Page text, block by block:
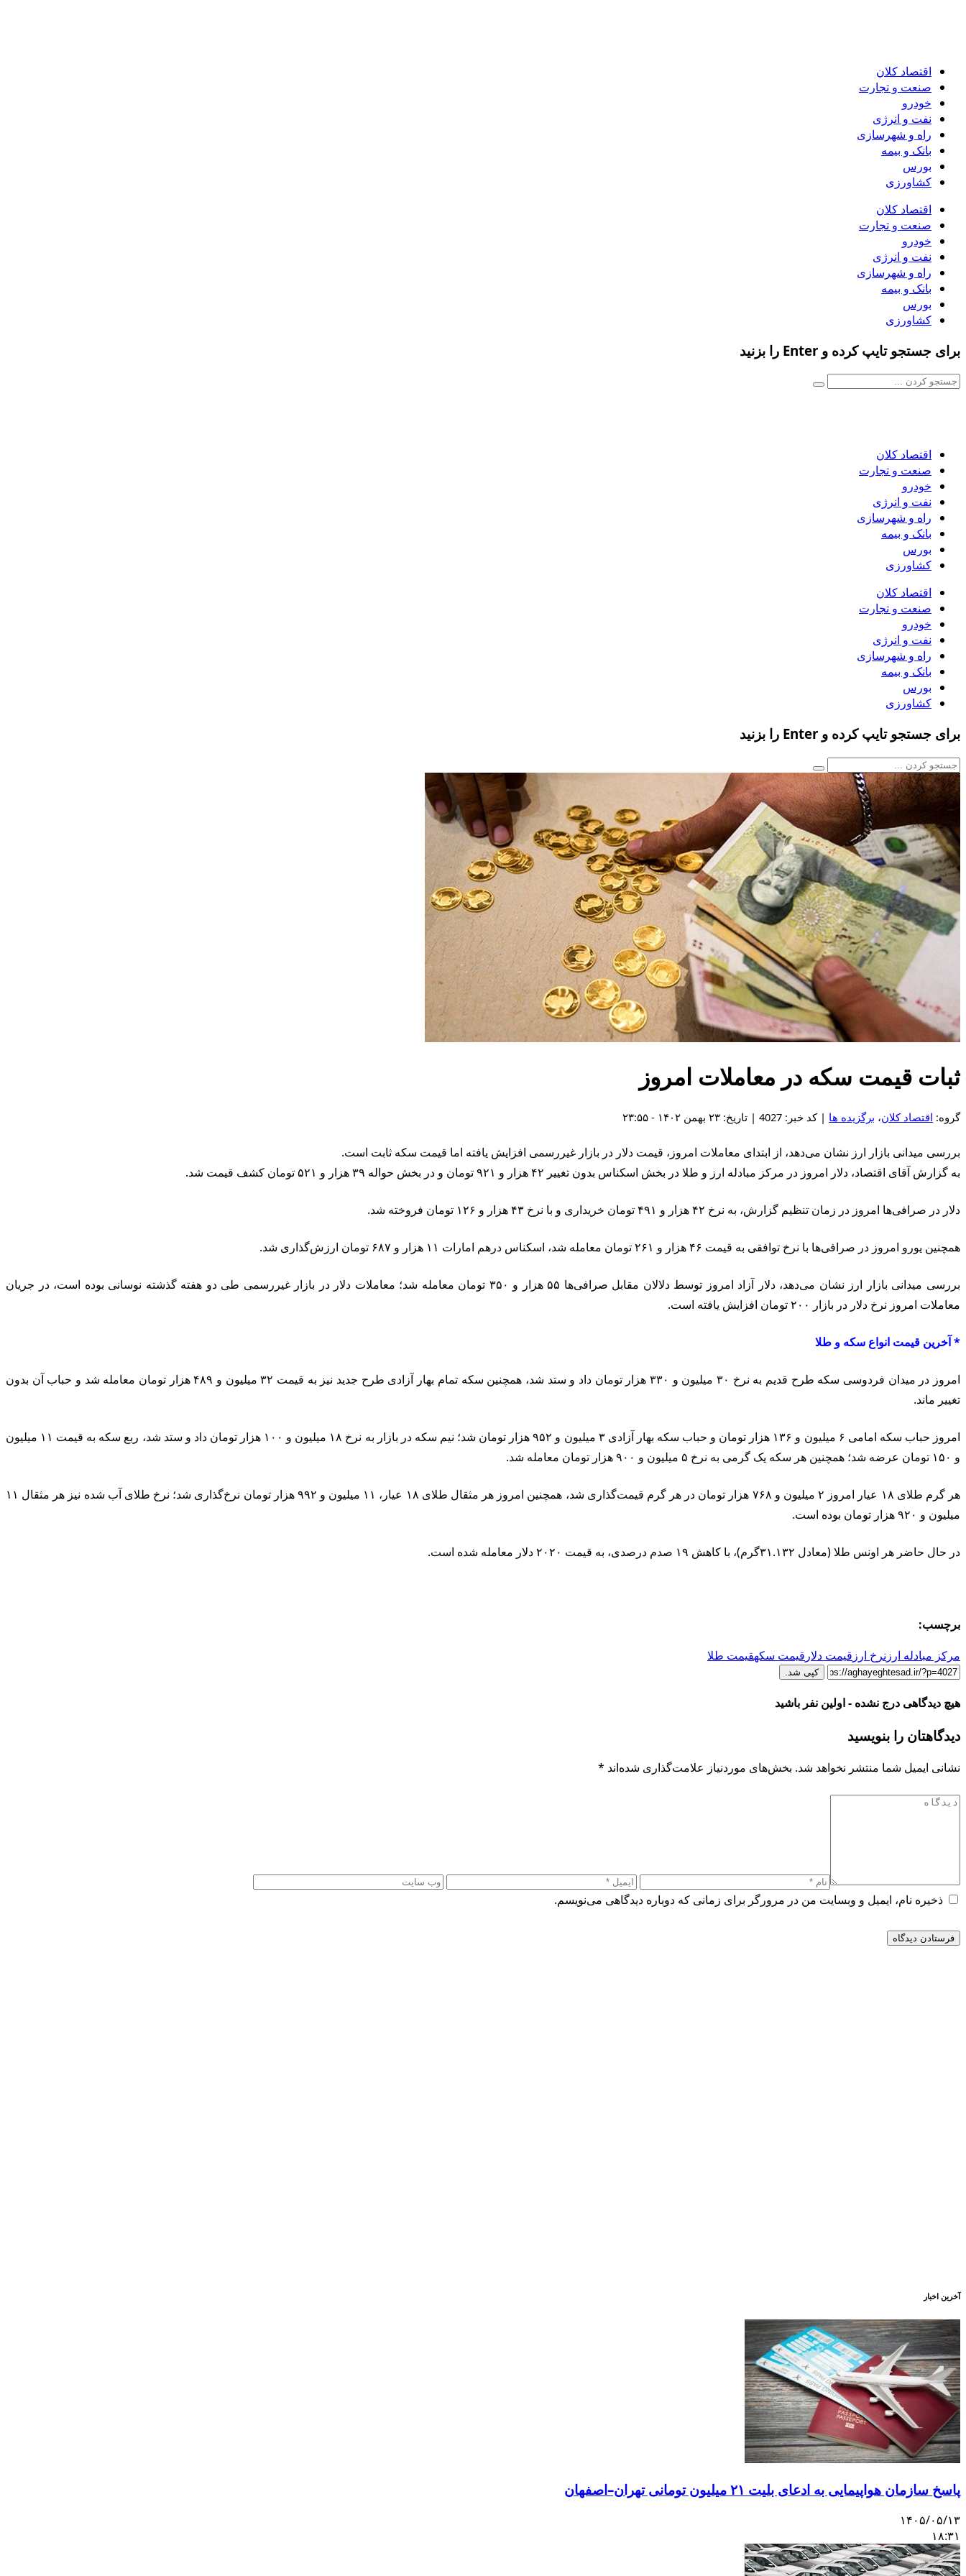
اقتصاد کلان
صنعت و تجارت
خودرو
نفت و انرژی
راه و شهرسازی
بانک و بیمه
بورس
کشاورزی
اقتصاد کلان
صنعت و تجارت
خودرو
نفت و انرژی
راه و شهرسازی
بانک و بیمه
بورس
کشاورزی
برای جستجو تایپ کرده و Enter را بزنید
اقتصاد کلان
صنعت و تجارت
خودرو
نفت و انرژی
راه و شهرسازی
بانک و بیمه
بورس
کشاورزی
اقتصاد کلان
صنعت و تجارت
خودرو
نفت و انرژی
راه و شهرسازی
بانک و بیمه
بورس
کشاورزی
برای جستجو تایپ کرده و Enter را بزنید
ثبات قیمت سکه در معاملات امروز
گروه: اقتصاد کلان، برگزیده ها | کد خبر: 4027 | تاریخ: ۲۳ بهمن ۱۴۰۲ - ۲۳:۵۵
بررسی میدانی بازار ارز نشان می‌دهد، از ابتدای معاملات امروز، قیمت دلار در بازار غیررسمی افزایش یافته اما قیمت سکه ثابت است.
به گزارش آقای اقتصاد، دلار امروز در مرکز مبادله ارز و طلا در بخش اسکناس بدون تغییر ۴۲ هزار و ۹۲۱ تومان و در بخش حواله‌ ۳۹ هزار و ۵۲۱ تومان کشف قیمت شد‌.
دلار در ‌‌صرافی‌ها امروز در زمان تنظیم گزارش، به نرخ ۴۲ هزار و ۴۹۱ تومان خریداری و با نرخ ۴۳ هزار و ۱۲۶ تومان فروخته شد.
همچنین ‌یورو امروز در صرافی‌ها با نرخ توافقی به قیمت ۴۶ هزار و ۲۶۱ تومان معامله شد، اسکناس درهم امارات ۱۱ هزار و ۶۸۷ تومان ارزش‌گذاری شد.
بررسی میدانی بازار ارز نشان می‌دهد‌،‌ دلار آزاد امروز توسط دلالان مقابل صرافی‌ها ۵۵ هزار و ۳۵۰ تومان معامله شد؛ معاملات دلار در بازار غیررسمی طی دو هفته گذشته نوسانی بوده است، در جریان
معاملات امروز نرخ دلار در بازار ۲۰۰ تومان افزایش یافته است.
* آخرین قیمت انواع سکه و طلا
امروز در میدان فردوسی سکه طرح قدیم‌‌ به نرخ ۳۰ میلیون و ۳۳۰ هزار تومان داد و ستد شد، همچنین سکه تمام بهار آزادی طرح جدید نیز به قیمت ۳۲ میلیون و ۴۸۹ هزار تومان معامله شد و حباب آن بدون
تغییر ماند.
امروز حباب سکه امامی ۶ میلیون و ۱۳۶ هزار تومان و حباب سکه بهار آزادی ۳ میلیون و ۹۵۲ هزار تومان شد؛ نیم سکه در بازار به نرخ ۱۸ میلیون و ۱۰۰ هزار تومان داد و ستد شد، ربع سکه به قیمت ۱۱ میلیون
و ۱۵۰ تومان عرضه شد؛ همچنین هر سکه یک گرمی به نرخ ۵ میلیون‌ و ۹۰۰ هزار تومان معامله شد.
هر گرم طلای ۱۸ عیار امروز ۲ میلیون و ۷۶۸ هزار تومان در هر گرم قیمت‌گذاری شد‌، همچنین امروز هر مثقال طلای ۱۸ عیار‌، ۱۱ میلیون و ۹۹۲ هزار تومان نرخ‌گذاری شد؛ نرخ طلای آب شده نیز هر مثقال ۱۱
میلیون و ۹۲۰ هزار تومان بوده است.
در حال حاضر هر اونس طلا (معادل ۳۱.۱۳۲گرم)‌، با کاهش ۱۹ صدم درصدی، به قیمت ۲۰۲۰ دلار معامله شده است.
برچسب:
مرکز مبادله ارز نرخ ارز قیمت دلار قیمت سکهقیمت طلا
کپی شد.
هیچ دیدگاهی درج نشده - اولین نفر باشید
دیدگاهتان را بنویسید
نشانی ایمیل شما منتشر نخواهد شد. بخش‌های موردنیاز علامت‌گذاری شده‌اند *
ذخیره نام، ایمیل و وبسایت من در مرورگر برای زمانی که دوباره دیدگاهی می‌نویسم.
آخرین اخبار
پاسخ سازمان هواپیمایی به ادعای بلیت ۲۱ میلیون تومانی تهران–اصفهان
۱۴۰۵/۰۵/۱۳
۱۸:۳۱